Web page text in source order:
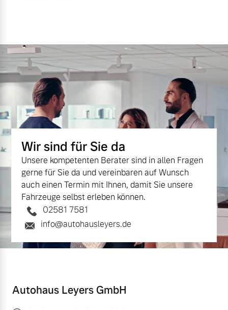
Wir sind für Sie da
Unsere kompetenten Berater sind in allen Fragen
gerne für Sie da und vereinbaren auf Wunsch
auch einen Termin mit Ihnen, damit Sie unsere
Fahrzeuge selbst erleben können.
02581 7581
info@autohausleyers.de
Autohaus Leyers GmbH